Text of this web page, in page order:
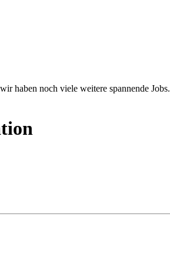
haben noch viele weitere spannende Jobs.